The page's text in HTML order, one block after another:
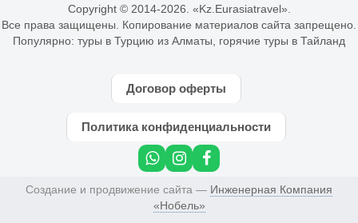
Copyright © 2014-2026. «Kz.Eurasiatravel».
Все права защищены. Копирование материалов сайта запрещено.
Популярно: туры в Турцию из Алматы горячие туры в Тайланд
Договор оферты
Политика конфиденциальности
Создание и продвижение сайта — Инженерная Компания
«Нобель»